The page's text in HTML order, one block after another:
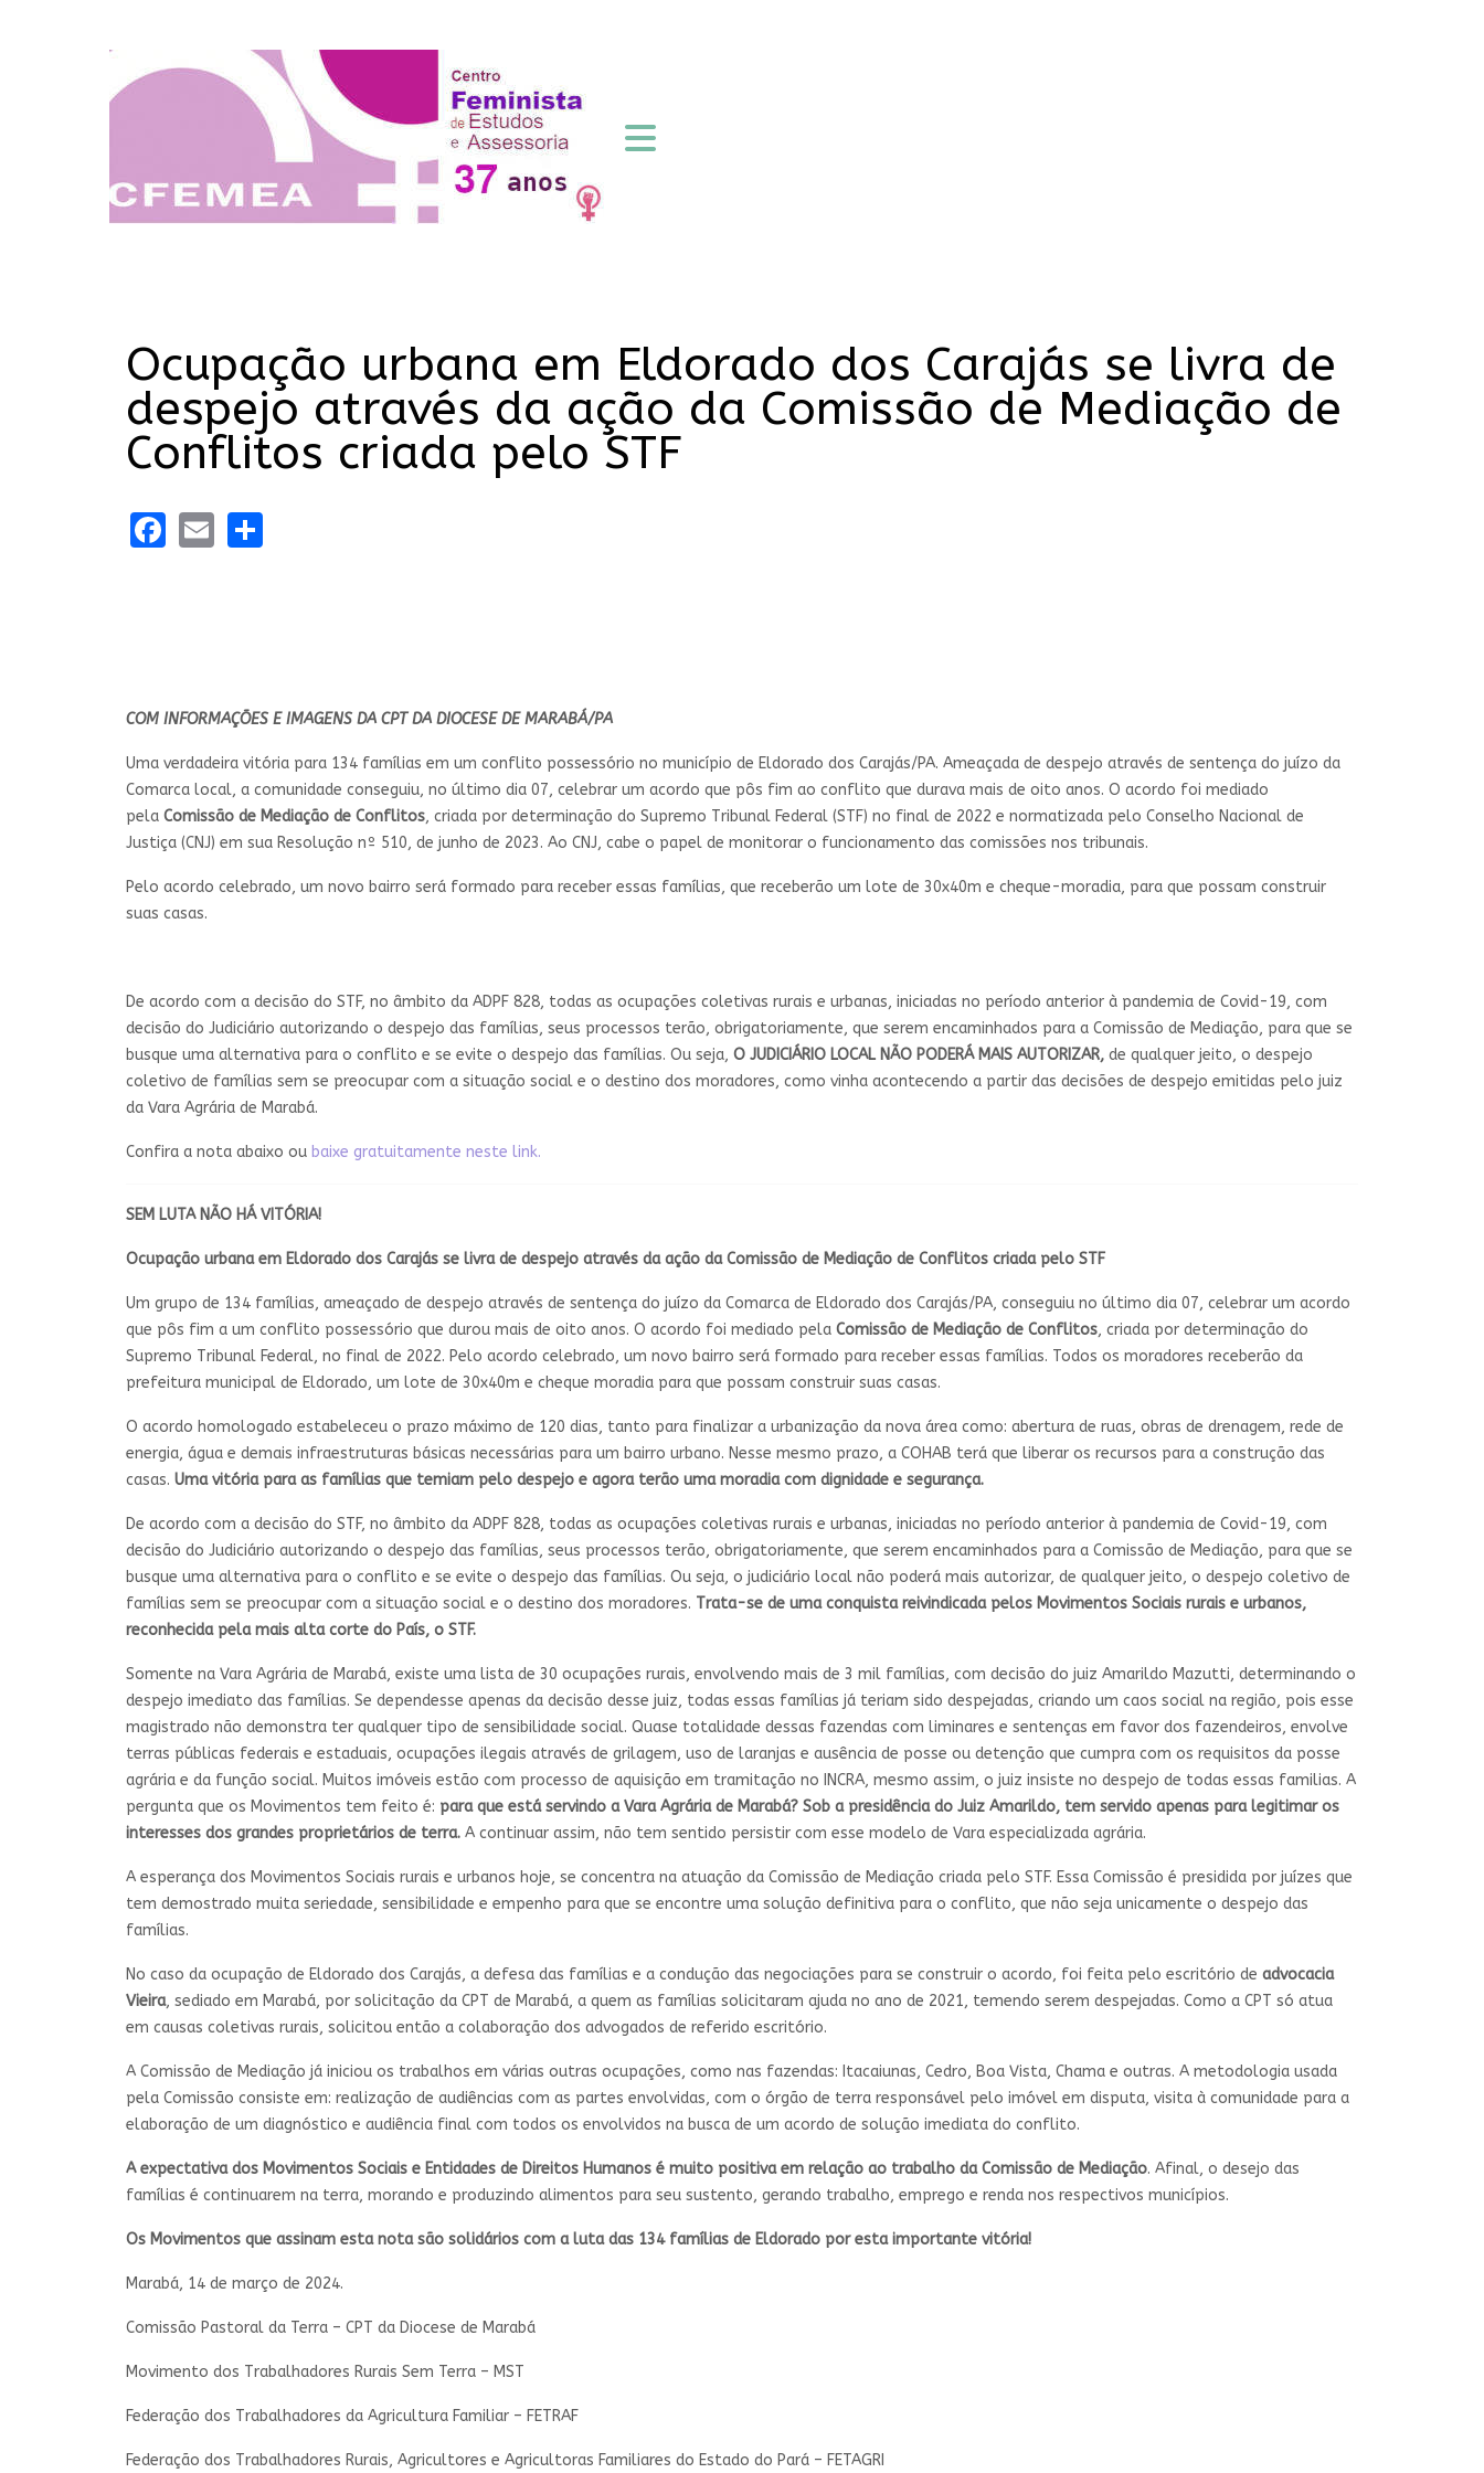
Ocupação urbana em Eldorado dos Carajás se livra de
despejo através da ação da Comissão de Mediação de
Conflitos criada pelo STF
Facebook
Email
COM INFORMAÇÕES E IMAGENS DA CPT DA DIOCESE DE MARABÁ/PA
Uma verdadeira vitória para 134 famílias em um conflito possessório no município de Eldorado dos Carajás/PA. Ameaçada de despejo através de sentença do juízo da
Comarca local, a comunidade conseguiu, no último dia 07, celebrar um acordo que pôs fim ao conflito que durava mais de oito anos. O acordo foi mediado
pela Comissão de Mediação de Conflitos, criada por determinação do Supremo Tribunal Federal (STF) no final de 2022 e normatizada pelo Conselho Nacional de
Justiça (CNJ) em sua Resolução nº 510, de junho de 2023. Ao CNJ, cabe o papel de monitorar o funcionamento das comissões nos tribunais.
Pelo acordo celebrado, um novo bairro será formado para receber essas famílias, que receberão um lote de 30x40m e cheque-moradia, para que possam construir
suas casas.
De acordo com a decisão do STF, no âmbito da ADPF 828, todas as ocupações coletivas rurais e urbanas, iniciadas no período anterior à pandemia de Covid-19, com
decisão do Judiciário autorizando o despejo das famílias, seus processos terão, obrigatoriamente, que serem encaminhados para a Comissão de Mediação, para que se
busque uma alternativa para o conflito e se evite o despejo das famílias. Ou seja, O JUDICIÁRIO LOCAL NÃO PODERÁ MAIS AUTORIZAR, de qualquer jeito, o despejo
coletivo de famílias sem se preocupar com a situação social e o destino dos moradores, como vinha acontecendo a partir das decisões de despejo emitidas pelo juiz
da Vara Agrária de Marabá.
Confira a nota abaixo ou baixe gratuitamente neste link.
SEM LUTA NÃO HÁ VITÓRIA!
Ocupação urbana em Eldorado dos Carajás se livra de despejo através da ação daComissão de Mediação de Conflitos criada pelo STF
Um grupo de 134 famílias, ameaçado de despejo através de sentença do juízo da Comarca de Eldorado dos Carajás/PA, conseguiu no último dia 07, celebrar um acordo
que pôs fim a um conflito possessório que durou mais de oito anos. O acordo foi mediado pela Comissão de Mediação de Conflitos, criada por determinação do
Supremo Tribunal Federal, no final de 2022. Pelo acordo celebrado, um novo bairro será formado para receber essas famílias. Todos os moradores receberão da
prefeitura municipal de Eldorado, um lote de 30x40m e cheque moradia para que possam construir suas casas.
O acordo homologado estabeleceu o prazo máximo de 120 dias, tanto para finalizar a urbanização da nova área como: abertura de ruas, obras de drenagem, rede de
energia, água e demais infraestruturas básicas necessárias para um bairro urbano. Nesse mesmo prazo, a COHAB terá que liberar os recursos para a construção das
casas. Umavitória para as famílias que temiam pelo despejo e agora terão uma moradia com dignidade e segurança.
De acordo com a decisão do STF, no âmbito da ADPF 828, todas as ocupações coletivas rurais e urbanas, iniciadas no período anterior à pandemia de Covid-19, com
decisão do Judiciário autorizando o despejo das famílias, seus processos terão, obrigatoriamente, que serem encaminhados para a Comissão de Mediação, para que se
busque uma alternativa para o conflito e se evite o despejo das famílias. Ou seja, o judiciário local não poderá mais autorizar, de qualquer jeito, o despejo coletivo de
famílias sem se preocupar com a situação social e o destino dos moradores. Trata-se de uma conquista reivindicada pelos Movimentos Sociais rurais e urbanos,
reconhecida pela mais alta corte do País, o STF.
Somente na Vara Agrária de Marabá, existe uma lista de 30 ocupações rurais, envolvendo mais de 3 mil famílias, com decisão do juiz Amarildo Mazutti, determinando o
despejo imediato das famílias. Se dependesse apenas da decisão desse juiz, todas essas famílias já teriam sido despejadas, criando um caos social na região, pois esse
magistrado não demonstra ter qualquer tipo de sensibilidade social. Quase totalidade dessas fazendas com liminares e sentenças em favor dos fazendeiros, envolve
terras públicas federais e estaduais, ocupações ilegais através de grilagem, uso de laranjas e ausência de posse ou detenção que cumpra com os requisitos da posse
agrária e da função social. Muitos imóveis estão com processo de aquisição em tramitação no INCRA, mesmo assim, o juiz insiste no despejo de todas essas familias. A
pergunta que os Movimentos tem feito é: para que estáservindo a Vara Agrária de Marabá? Sob a presidência do Juiz Amarildo, tem servido apenas para legitimar os
interesses dos grandes proprietários de terra. A continuar assim, não tem sentido persistir com esse modelo de Vara especializada agrária.
A esperança dos Movimentos Sociais rurais e urbanos hoje, se concentra na atuação da Comissão de Mediação criada pelo STF. Essa Comissão é presidida por juízes que
tem demostrado muita seriedade, sensibilidade e empenho para que se encontre uma solução definitiva para o conflito, que não seja unicamente o despejo das
famílias.
No caso da ocupação de Eldorado dos Carajás, a defesa das famílias e a condução das negociações para se construir o acordo, foi feita pelo escritório de advocacia
Vieira, sediado em Marabá, por solicitação da CPT de Marabá, a quem as famílias solicitaram ajuda no ano de 2021, temendo serem despejadas. Como a CPT só atua
em causas coletivas rurais, solicitou então a colaboração dos advogados de referido escritório.
A Comissão de Mediação já iniciou os trabalhos em várias outras ocupações, como nas fazendas: Itacaiunas, Cedro, Boa Vista, Chama e outras. A metodologia usada
pela Comissão consiste em: realização de audiências com as partes envolvidas, com o órgão de terra responsável pelo imóvel em disputa, visita à comunidade para a
elaboração de um diagnóstico e audiência final com todos os envolvidos na busca de um acordo de solução imediata do conflito.
A expectativa dos Movimentos Sociais e Entidades de Direitos Humanos é muito positiva em relação ao trabalho da Comissão de Mediação. Afinal, o desejo das
famílias é continuarem na terra, morando e produzindo alimentos para seu sustento, gerando trabalho, emprego e renda nos respectivos municípios.
Os Movimentos que assinam esta nota são solidários com a luta das 134 famílias de Eldorado por esta importante vitória!
Marabá, 14 de março de 2024.
Comissão Pastoral da Terra – CPT da Diocese de Marabá
Movimento dos Trabalhadores Rurais Sem Terra – MST
Federação dos Trabalhadores da Agricultura Familiar – FETRAF
Federação dos Trabalhadores Rurais, Agricultores e Agricultoras Familiares do Estado do Pará – FETAGRI